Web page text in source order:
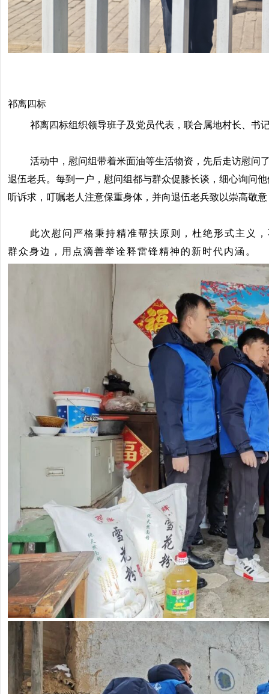
祁离四标
祁离四标组织领导班子及党员代表，联合属地村长、书
活动中，慰问组带着米面油等生活物资，先后走访慰问
退伍老兵。每到一户，慰问组都与群众促膝长谈，细心询问
听诉求，叮嘱老人注意保重身体，并向退伍老兵致以崇高敬
此次慰问严格秉持精准帮扶原则，杜绝形式主义
群众身边，用点滴善举诠释雷锋精神的新时代内涵。